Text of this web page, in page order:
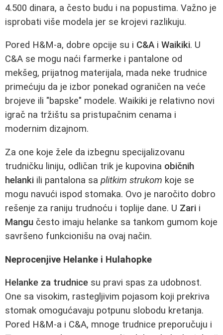
4.500 dinara, a često budu i na popustima. Važno je
isprobati više modela jer se krojevi razlikuju.
Pored H&M-a, dobre opcije su i C&A i Waikiki. U
C&A se mogu naći farmerke i pantalone od
mekšeg, prijatnog materijala, mada neke trudnice
primećuju da je izbor ponekad ograničen na veće
brojeve ili "bapske" modele. Waikiki je relativno novi
igrač na tržištu sa pristupačnim cenama i
modernim dizajnom.
Za one koje žele da izbegnu specijalizovanu
trudničku liniju, odličan trik je kupovina običnih
helanki ili pantalona sa plitkim strukom koje se
mogu navući ispod stomaka. Ovo je naročito dobro
rešenje za raniju trudnoću i toplije dane. U Zari i
Mangu često imaju helanke sa tankom gumom koje
savršeno funkcionišu na ovaj način.
Neprocenjive Helanke i Hulahopke
Helanke za trudnice su pravi spas za udobnost.
One sa visokim, rastegljivim pojasom koji prekriva
stomak omogućavaju potpunu slobodu kretanja.
Pored H&M-a i C&A, mnoge trudnice preporučuju i